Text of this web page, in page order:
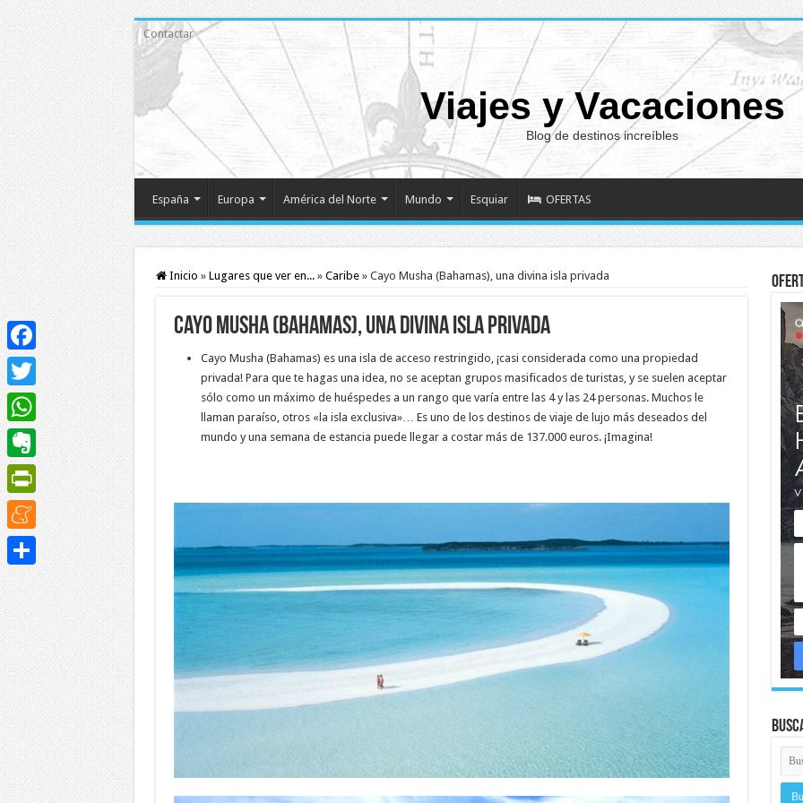
Contactar
Viajes y Vacaciones
Blog de destinos increíbles
España Europa América del Norte Mundo Esquiar OFERTAS
Inicio » Lugares que ver en... » Caribe » Cayo Musha (Bahamas), una divina isla privada
Cayo Musha (Bahamas), una divina isla privada
Cayo Musha (Bahamas) es una isla de acceso restringido, ¡casi considerada como una propiedad
privada! Para que te hagas una idea, no se aceptan grupos masificados de turistas, y se suelen aceptar
sólo como un máximo de huéspedes a un rango que varía entre las 4 y las 24 personas. Muchos le
llaman paraíso, otros «la isla exclusiva»… Es uno de los destinos de viaje de lujo más deseados del
mundo y una semana de estancia puede llegar a costar más de 137.000 euros. ¡Imagina!
Facebook
Twitter
WhatsApp
Evernote
PrintFriendly
Meneame
Compartir